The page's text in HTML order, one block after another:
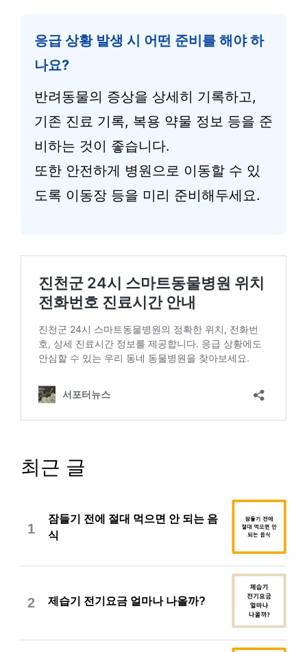
응급 상황 발생 시 어떤 준비를 해야 하
나요?
반려동물의 증상을 상세히 기록하고,
기존 진료 기록, 복용 약물 정보 등을 준
비하는 것이 좋습니다.
또한 안전하게 병원으로 이동할 수 있
도록 이동장 등을 미리 준비해두세요.
최근 글
1
잠들기 전에 절대 먹으면 안 되는 음
식
2 제습기 전기요금 얼마나 나올까?